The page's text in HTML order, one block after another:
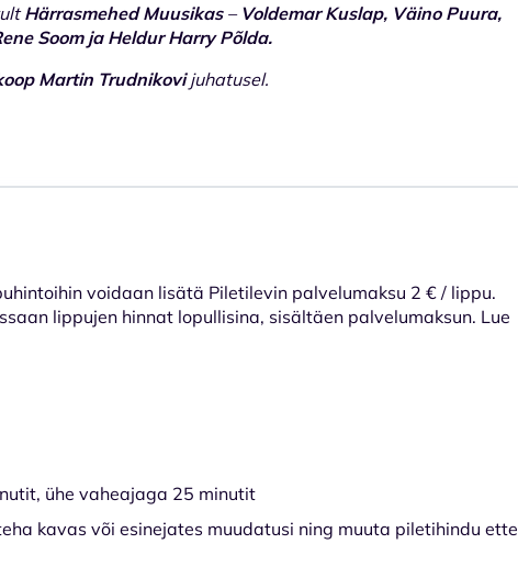
Härrasmehed Muusikas– Voldemar Kuslap, Väino Puura,
Soom ja Heldur Harry Põlda.
Martin Trudnikovijuhatusel.
voidaan lisätä Piletilevin palvelumaksu 2 € / lippu.
lippujen hinnat lopullisina, sisältäen palvelumaksun. Lue
ühe vaheajaga 25 minutit
kavas või esinejates muudatusi ning muuta piletihindu ette